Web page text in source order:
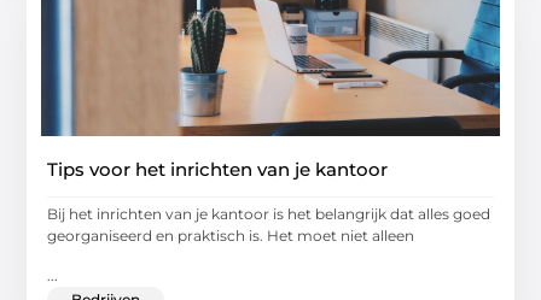
Tips voor het inrichten van je kantoor
Bij het inrichten van je kantoor is het belangrijk dat alles goed
georganiseerd en praktisch is. Het moet niet alleen